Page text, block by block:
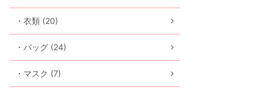
・衣類 (20)
・バッグ (24)
・マスク (7)